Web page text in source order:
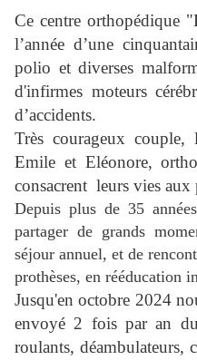
Ce centre orthopédique
l’année d’une
polio et diverses
d'infirmes moteurs
d’accidents.
Très courageux couple,
Emile et Eléonore,
consacrent leurs vies aux
Depuis plus de 35
partager de grands
séjour annuel, et de
prothèses, en rééducation
Jusqu'en octobre 2024
envoyé 2 fois par an
roulants, déambulateurs,